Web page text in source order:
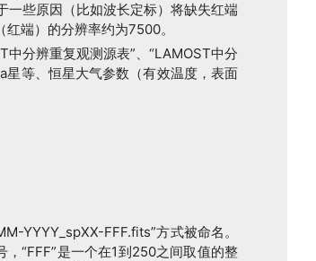
一些原因（比如波长定标）将缺失红端
端）的分辨率约为7500。
分辨重复观测源表”、“LAMOST中分
星等、恒星大气参数（有效温度，表面
YYYY_spXX-FFF.fits”方式被命名。
“FFF”是一个在1到250之间取值的整